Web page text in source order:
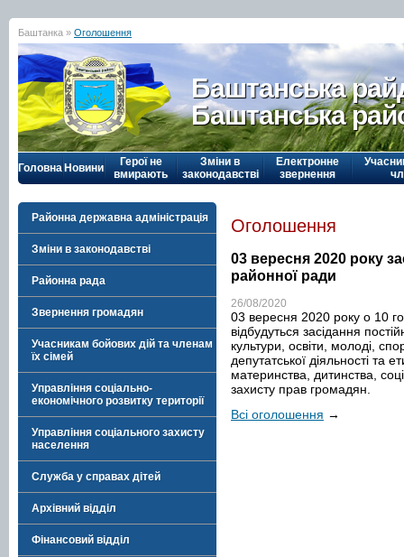
Баштанка » Оголошення
Баштанська
Баштанська
Головна Новини
Герої не
вмирають
Зміни в
законодавстві
Електронне
звернення
Районна державна адміністрація
Зміни в законодавстві
Районна рада
Звернення громадян
Учасникам бойових дій та членам
їх сімей
Управління соціально-
економічного розвитку території
Управління соціального захисту
населення
Служба у справах дітей
Архівний відділ
Фінансовий відділ
Оголошення
03 вересня 2020 року
районної ради
26/08/2020
03 вересня 2020 року о 10
відбудуться засідання
культури, освіти, молоді,
депутатської діяльності та
материнства, дитинства,
захисту прав громадян.
Всі оголошення →